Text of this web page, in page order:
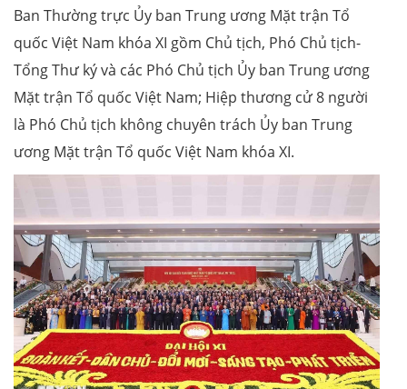
Ban Thường trực Ủy ban Trung ương Mặt trận Tổ
quốc Việt Nam khóa XI gồm Chủ tịch, Phó Chủ tịch-
Tổng Thư ký và các Phó Chủ tịch Ủy ban Trung ương
Mặt trận Tổ quốc Việt Nam; Hiệp thương cử 8 người
là Phó Chủ tịch không chuyên trách Ủy ban Trung
ương Mặt trận Tổ quốc Việt Nam khóa XI.